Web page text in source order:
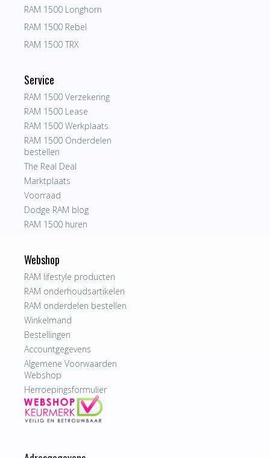
RAM 1500 Longhorn
RAM 1500 Rebel
RAM 1500 TRX
Service
RAM 1500 Verzekering
RAM 1500 Lease
RAM 1500 Werkplaats
RAM 1500 Onderdelen
bestellen
The Real Deal
Marktplaats
Voorraad
Dodge RAM blog
RAM 1500 huren
Webshop
RAM lifestyle producten
RAM onderhoudsartikelen
RAM onderdelen bestellen
Winkelmand
Bestellingen
Accountgegevens
Algemene Voorwaarden
Webshop
Herroepingsformulier